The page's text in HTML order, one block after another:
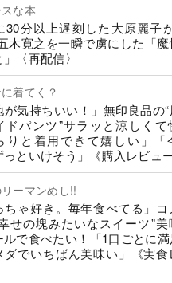
な本
30分以上遅刻した大原麗子
木寛之を一瞬で虜にした「
〈再配信〉
着てく？
が気持ちいい！」無印良品の
ドパンツ”サラッと涼しくて
りと着用できて嬉しい」「
といけそう」《購入レビュー
ーマンめし!!
ちゃ好き。毎年食べてる」
せの塊みたいなスイーツ”
で食べたい！「1口ごとに満
ダでいちばん美味い」《実食